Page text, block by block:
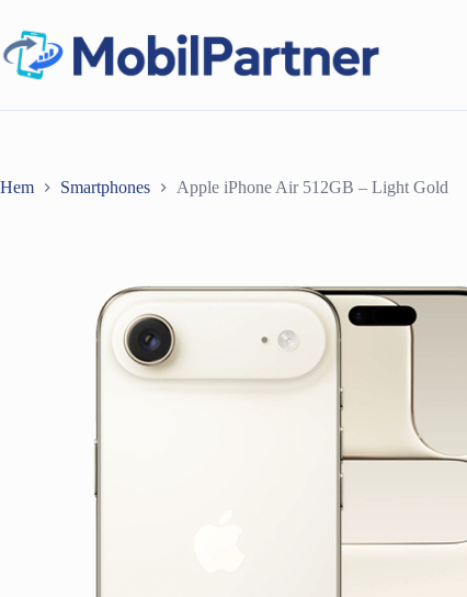
innehåll
Hem Smartphones Apple iPhone Air 512GB – Light Gold